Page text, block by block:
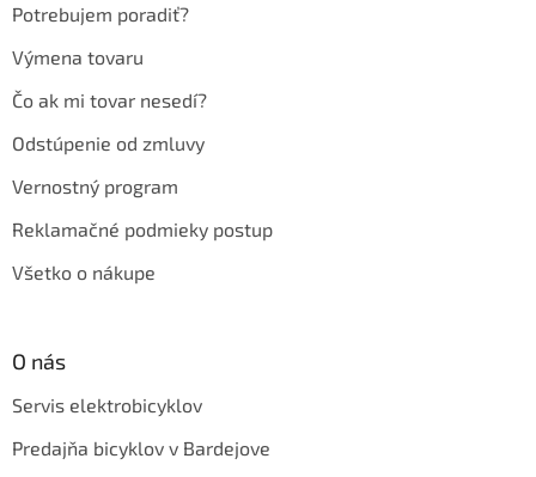
Potrebujem poradiť?
Výmena tovaru
Čo ak mi tovar nesedí?
Odstúpenie od zmluvy
Vernostný program
Reklamačné podmieky postup
Všetko o nákupe
O nás
Servis elektrobicyklov
Predajňa bicyklov v Bardejove